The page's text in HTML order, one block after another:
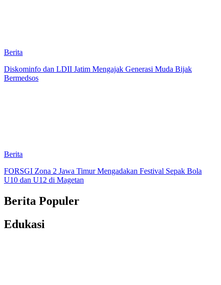
Berita
Diskominfo dan LDII Jatim Mengajak Generasi Muda Bijak
Bermedsos
Berita
FORSGI Zona 2 Jawa Timur Mengadakan Festival Sepak Bola
U10 dan U12 di Magetan
Berita Populer
Edukasi